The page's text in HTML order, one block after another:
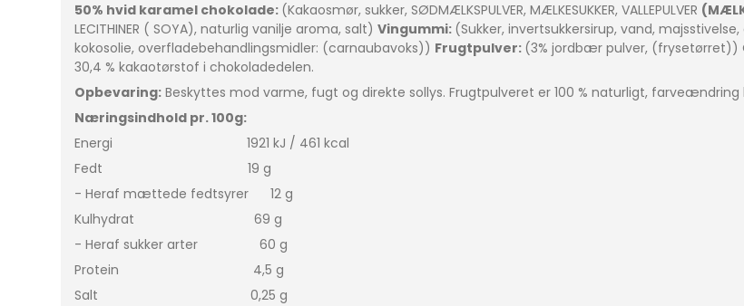
50% hvid karamel chokolade: (Kakaosmør, sukker, SØDMÆLKSPULVER, MÆLKESUKKER, VALLEPULVER
LECITHINER ( SOYA), naturlig vanilje aroma, salt)Vingummi: (Sukker, invertsukkersirup, vand,
kokosolie, overfladebehandlingsmidler: (carnaubavoks)) Frugtpulver: (3% jordbær pulver, (frysetørret))
30,4 % kakaotørstof i chokoladedelen.
Opbevaring: Beskyttes mod varme, fugt og direkte sollys. Frugtpulveret er 100 % naturligt,
Næringsindhold pr. 100g:
Energi 1921 kJ / 461 kcal
Fedt 19 g
- Heraf mættede fedtsyrer 12 g
Kulhydrat 69 g
- Heraf sukker arter 60 g
Protein 4,5 g
Salt 0,25 g